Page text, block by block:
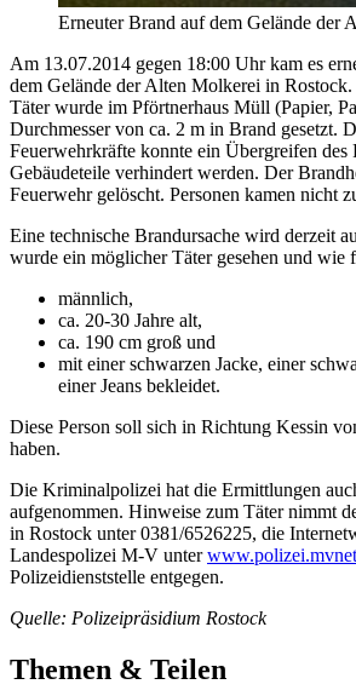
Erneuter Brand auf dem Gelände der
Am 13.07.2014 gegen 18:00 Uhr kam es
dem Gelände der Alten Molkerei in
Täter wurde im Pförtnerhaus Müll (Papier,
Durchmesser von ca. 2 m in Brand gesetzt.
Feuerwehrkräfte konnte ein Übergreifen des
Gebäudeteile verhindert werden. Der
Feuerwehr gelöscht. Personen kamen nicht
Eine technische Brandursache wird derzeit
wurde ein möglicher Täter gesehen und wie
männlich,
ca. 20-30 Jahre alt,
ca. 190 cm groß und
mit einer schwarzen Jacke, einer
einer Jeans bekleidet.
Diese Person soll sich in Richtung Kessin
haben.
Die Kriminalpolizei hat die Ermittlungen
aufgenommen. Hinweise zum Täter nimmt
in Rostock unter 0381/6526225, die
Landespolizei M-V unter
Polizeidienststelle entgegen.
Quelle: Polizeipräsidium Rostock
Themen & Teilen